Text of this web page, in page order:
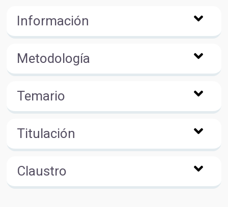
Información
Metodología
Temario
Titulación
Claustro